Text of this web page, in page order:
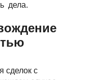
дела.
сделок с